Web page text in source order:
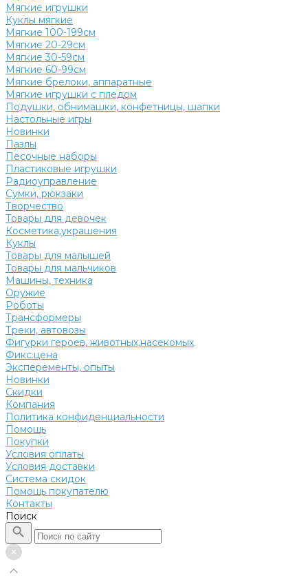
Мягкие игрушки
Куклы мягкие
Мягкие 100-199см
Мягкие 20-29см
Мягкие 30-59см
Мягкие 60-99см
Мягкие брелоки, аппаратные
Мягкие игрушки с пледом
Подушки, обнимашки, конфетницы, шапки
Настольные игры
Новинки
Пазлы
Песочные наборы
Пластиковые игрушки
Радиоуправление
Сумки, рюкзаки
Творчество
Товары для девочек
Косметика,украшения
Куклы
Товары для малышей
Товары для мальчиков
Машины, техника
Оружие
Роботы
Трансформеры
Треки, автовозы
Фигурки героев, животных,насекомых
Фикс.цена
Эксперементы, опыты
Новинки
Скидки
Компания
Политика конфиденциальности
Помощь
Покупки
Условия оплаты
Условия доставки
Система скидок
Помощь покупателю
Контакты
Поиск